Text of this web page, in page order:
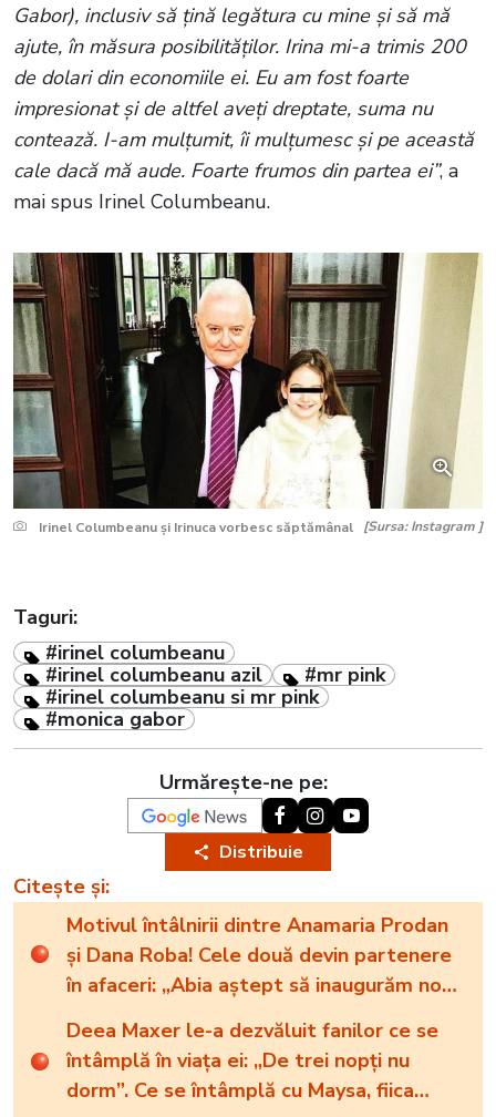
Gabor), inclusiv să țină legătura cu mine și să mă
ajute, în măsura posibilităților. Irina mi-a trimis 200
de dolari din economiile ei. Eu am fost foarte
impresionat și de altfel aveți dreptate, suma nu
contează. I-am mulțumit, îi mulțumesc și pe această
cale dacă mă aude. Foarte frumos din partea ei”, a
mai spus Irinel Columbeanu.
Irinel Columbeanu și Irinuca vorbesc săptămânal [Sursa: Instagram ]
Taguri:
#irinel columbeanu
#irinel columbeanu azil
#mr pink
#irinel columbeanu si mr pink
#monica gabor
Urmărește-ne pe:
Distribuie
Citește și:
Motivul întâlnirii dintre Anamaria Prodan
și Dana Roba! Cele două devin partenere
în afaceri: „Abia aștept să inaugurăm noul
Deea Maxer le-a dezvăluit fanilor ce se
întâmplă în viața ei: „De trei nopți nu
dorm”. Ce se întâmplă cu Maysa, fiica